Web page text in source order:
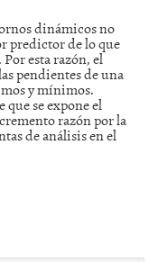
dinámicos no
predictor de lo que
esta razón, el
pendientes de una
y mínimos.
se expone el
razón por la
de análisis en el